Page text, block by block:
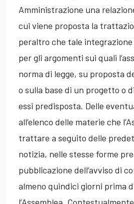
Amministrazione una
cui viene proposta la
peraltro che tale integrazione
per gli argomenti sui quali
norma di legge, su proposta
o sulla base di un progetto o
essi predisposta. Delle
all’elenco delle materie che
trattare a seguito delle
notizia, nelle stesse forme
pubblicazione dell’avviso di
almeno quindici giorni prima